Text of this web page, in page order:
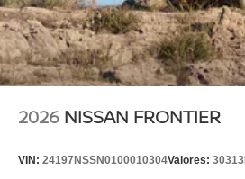
2026 NISSAN FRONTIER
VIN: 24197NSSN0100010304Valores: 30313